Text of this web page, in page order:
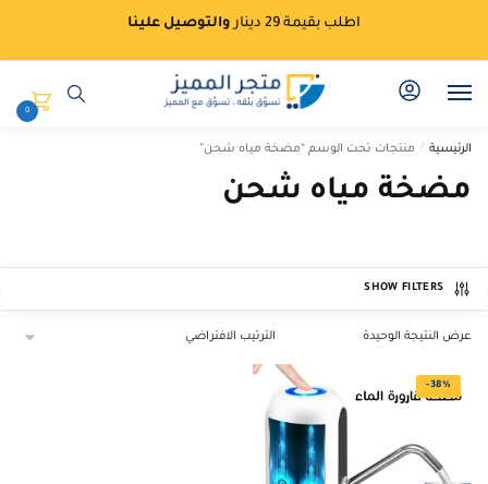
navigation
content
اطلب بقيمة 29 دينار والتوصيل علينا
0
الرئيسية / منتجات تحت الوسم “مضخة مياه شحن”
مضخة مياه شحن
SHOW FILTERS
عرض النتيجة الوحيدة
-38%